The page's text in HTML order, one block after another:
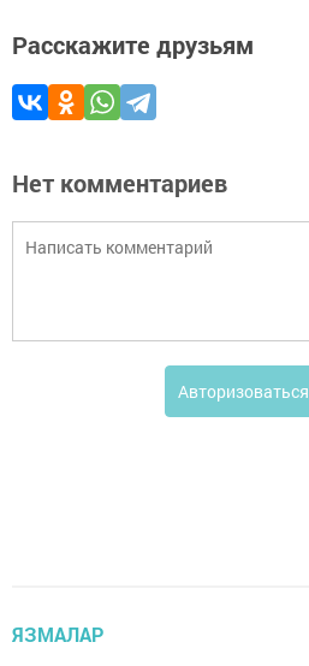
Расскажите друзьям
Нет комментариев
Авторизоваться
ЯЗМАЛАР